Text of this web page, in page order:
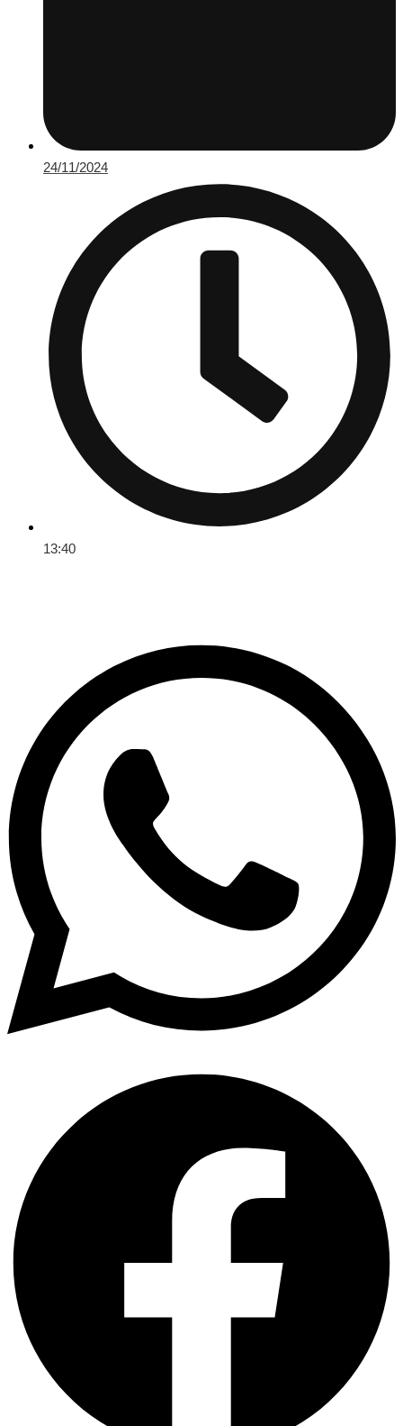
24/11/2024
13:40